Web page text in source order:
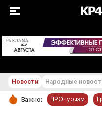
РЕКЛАМА
Новости Народные
Важно: ПРОтуризм